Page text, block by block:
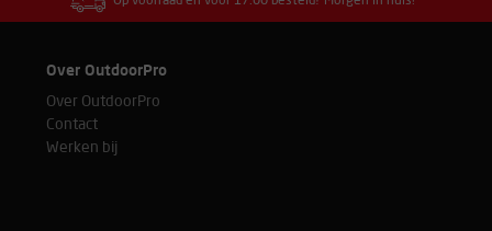
Over OutdoorPro
Over OutdoorPro
Contact
Werken bij